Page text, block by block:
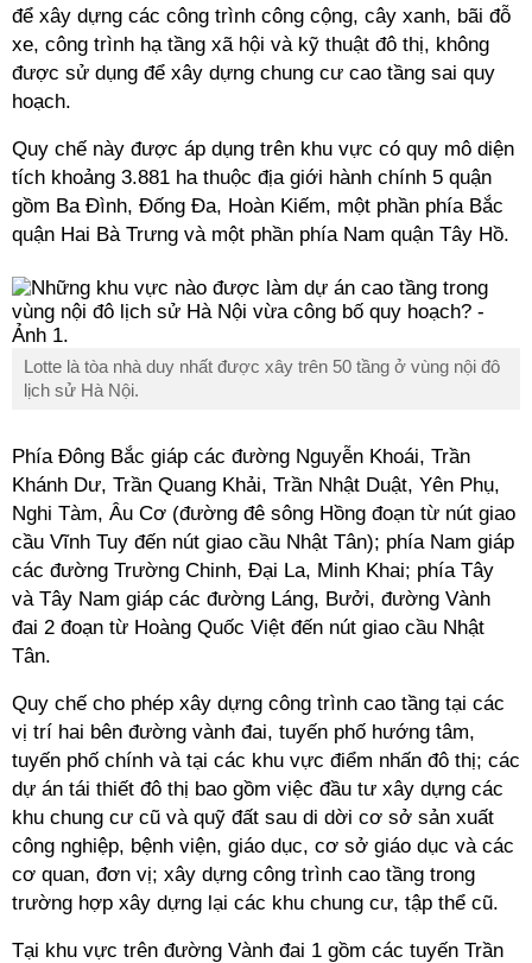
để xây dựng các công trình công cộng, cây xanh, bãi đỗ
xe, công trình hạ tầng xã hội và kỹ thuật đô thị, không
được sử dụng để xây dựng chung cư cao tầng sai quy
hoạch.
Quy chế này được áp dụng trên khu vực có quy mô diện
tích khoảng 3.881 ha thuộc địa giới hành chính 5 quận
gồm Ba Đình, Đống Đa, Hoàn Kiếm, một phần phía Bắc
quận Hai Bà Trưng và một phần phía Nam quận Tây Hồ.
Lotte là tòa nhà duy nhất được xây trên 50 tầng ở vùng nội đô
lịch sử Hà Nội.
Phía Đông Bắc giáp các đường Nguyễn Khoái, Trần
Khánh Dư, Trần Quang Khải, Trần Nhật Duật, Yên Phụ,
Nghi Tàm, Âu Cơ (đường đê sông Hồng đoạn từ nút giao
cầu Vĩnh Tuy đến nút giao cầu Nhật Tân); phía Nam giáp
các đường Trường Chinh, Đại La, Minh Khai; phía Tây
và Tây Nam giáp các đường Láng, Bưởi, đường Vành
đai 2 đoạn từ Hoàng Quốc Việt đến nút giao cầu Nhật
Tân.
Quy chế cho phép xây dựng công trình cao tầng tại các
vị trí hai bên đường vành đai, tuyến phố hướng tâm,
tuyến phố chính và tại các khu vực điểm nhấn đô thị; các
dự án tái thiết đô thị bao gồm việc đầu tư xây dựng các
khu chung cư cũ và quỹ đất sau di dời cơ sở sản xuất
công nghiệp, bệnh viện, giáo dục, cơ sở giáo dục và các
cơ quan, đơn vị; xây dựng công trình cao tầng trong
trường hợp xây dựng lại các khu chung cư, tập thể cũ.
Tại khu vực trên đường Vành đai 1 gồm các tuyến Trần